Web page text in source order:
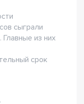
сыграли
из них
срок